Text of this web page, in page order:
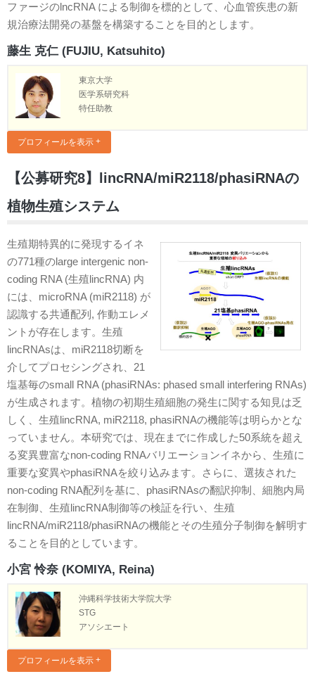
ファージのlncRNA による制御を標的として、心血管疾患の新
規治療法開発の基盤を構築することを目的とします。
藤生 克仁 (FUJIU, Katsuhito)
東京大学
医学系研究科
特任助教
プロフィールを表示
【公募研究8】lincRNA/miR2118/phasiRNAの
植物生殖システム
生殖期特異的に発現するイネ
の771種のlarge intergenic non-
coding RNA (生殖lincRNA) 内
には、microRNA (miR2118) が
認識する共通配列, 作動エレメ
ントが存在します。生殖
lincRNAsは、miR2118切断を
介してプロセシングされ、21
塩基毎のsmall RNA (phasiRNAs: phased small interfering RNAs)
が生成されます。植物の初期生殖細胞の発生に関する知見は乏
しく、生殖lincRNA, miR2118, phasiRNAの機能等は明らかとな
っていません。本研究では、現在までに作成した50系統を超え
る変異豊富なnon-coding RNAバリエーションイネから、生殖に
重要な変異やphasiRNAを絞り込みます。さらに、選抜された
non-coding RNA配列を基に、phasiRNAsの翻訳抑制、細胞内局
在制御、生殖lincRNA制御等の検証を行い、生殖
lincRNA/miR2118/phasiRNAの機能とその生殖分子制御を解明す
ることを目的としています。
小宮 怜奈 (KOMIYA, Reina)
沖縄科学技術大学院大学
STG
アソシエート
プロフィールを表示